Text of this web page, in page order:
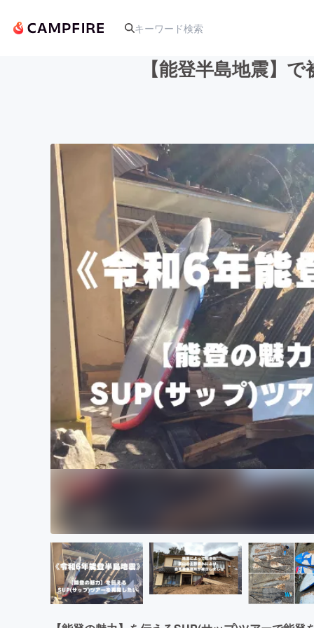
アート・写真
テクノロジー・ガジェット
映像・映画
ビジネス・起業
まちづくり・地域活性化
【能登半島地震】